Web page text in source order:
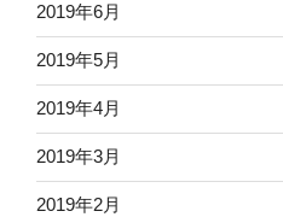
2019年6月
2019年5月
2019年4月
2019年3月
2019年2月